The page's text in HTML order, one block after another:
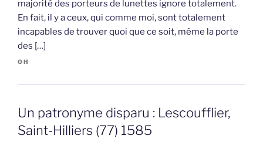
majorité des porteurs de lunettes ignore totalement.
En fait, il y a ceux, qui comme moi, sont totalement
incapables de trouver quoi que ce soit, même la porte
des […]
OH
Un patronyme disparu : Lescoufflier,
Saint-Hilliers (77) 1585